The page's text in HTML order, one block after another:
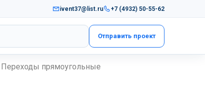
ivent37@list.ru +7 (4932) 50-55-62
Отправить проект
Переходы прямоугольные